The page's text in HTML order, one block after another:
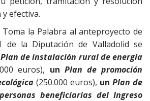
efectiva.
Toma la Palabra al anteproyecto de
de la Diputación de Valladolid se
Plan de instalación rural de energía
euros), un Plan de promoción
(250.000 euros), un Plan de
beneficiarias del Ingreso